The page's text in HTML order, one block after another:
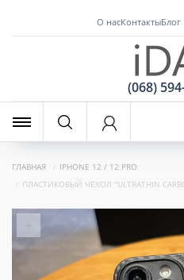
О насКонтактыБлог
(068)
ГЛАВНАЯ
IPHONE 12 / 12 PRO
ПЛАСТИКОВЫЙ ЧЕХОЛ "ULTRATHIN
+